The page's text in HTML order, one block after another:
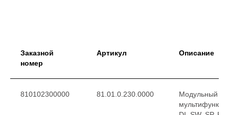
Заказной
номер
Артикул Описание
810102300000 81.01.0.230.0000
Модульный